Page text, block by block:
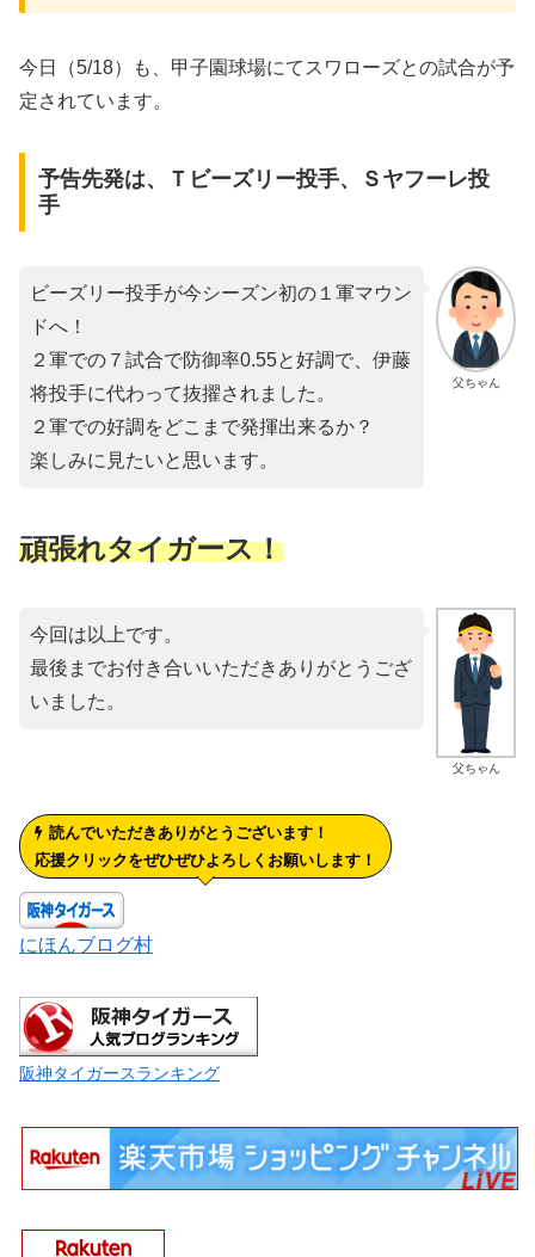
今日（5/18）も、甲子園球場にてスワローズとの試合が予
定されています。
予告先発は、Ｔビーズリー投手、Ｓヤフーレ投
手
父ちゃん
ビーズリー投手が今シーズン初の１軍マウン
ドへ！
２軍での７試合で防御率0.55と好調で、伊藤
将投手に代わって抜擢されました。
２軍での好調をどこまで発揮出来るか？
楽しみに見たいと思います。
頑張れタイガース！
父ちゃん
今回は以上です。
最後までお付き合いいただきありがとうござ
いました。
読んでいただきありがとうございます！
応援クリックをぜひぜひよろしくお願いします！
にほんブログ村
阪神タイガースランキング